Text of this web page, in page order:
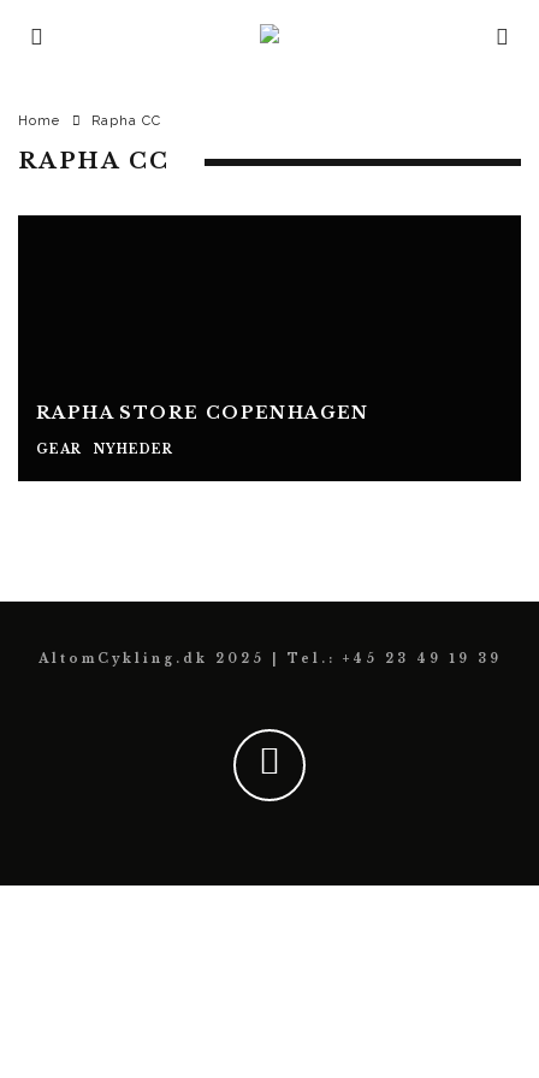
Home Rapha CC
RAPHA CC
RAPHA STORE COPENHAGEN
GEAR NYHEDER
AltomCykling.dk 2025 | Tel.: +45 23 49 19 39